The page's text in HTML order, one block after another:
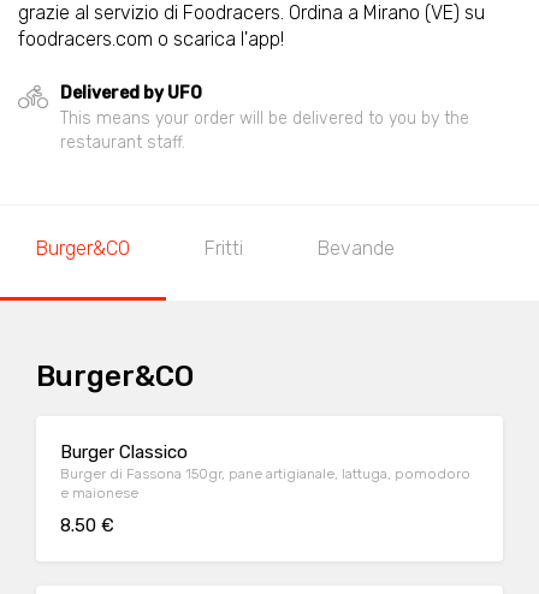
grazie al servizio di Foodracers. Ordina a Mirano (VE) su
foodracers.com o scarica l'app!
Delivered by UFO
This means your order will be delivered to you by the
restaurant staff.
Burger&CO Fritti Bevande
Burger&CO
Burger Classico
Burger di Fassona 150gr, pane artigianale, lattuga, pomodoro
e maionese
8.50 €